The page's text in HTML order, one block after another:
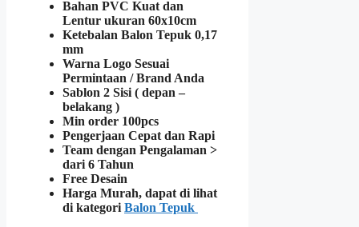
Bahan PVC Kuat dan
Lentur ukuran 60x10cm
Ketebalan Balon Tepuk 0,17
mm
Warna Logo Sesuai
Permintaan / Brand Anda
Sablon 2 Sisi ( depan –
belakang )
Min order 100pcs
Pengerjaan Cepat dan Rapi
Team dengan Pengalaman >
dari 6 Tahun
Free Desain
Harga Murah, dapat di lihat
di kategori Balon Tepuk